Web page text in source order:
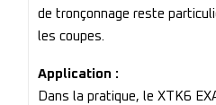
de tronçonnage reste
les coupes.
Application :
Dans la pratique, le XTK6